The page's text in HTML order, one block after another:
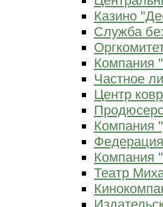
Казино
Служба
Компания
Частное
Центр
Компания
Компания
Театр